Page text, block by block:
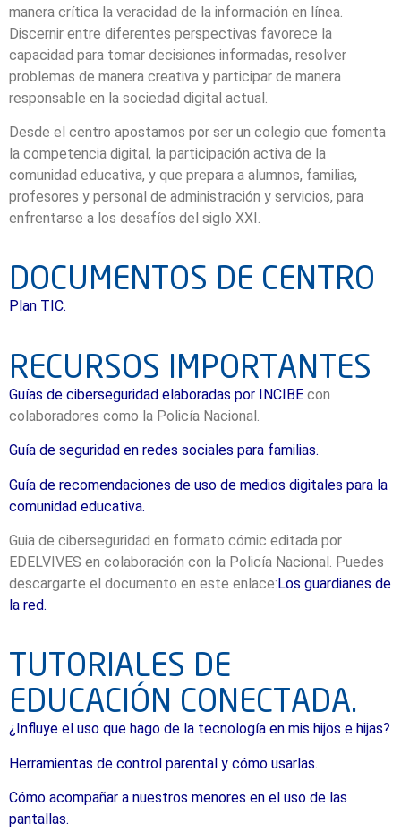
manera crítica la veracidad de la información en línea.
Discernir entre diferentes perspectivas favorece la
capacidad para tomar decisiones informadas, resolver
problemas de manera creativa y participar de manera
responsable en la sociedad digital actual.
Desde el centro apostamos por ser un colegio que fomenta
la competencia digital, la participación activa de la
comunidad educativa, y que prepara a alumnos, familias,
profesores y personal de administración y servicios, para
enfrentarse a los desafíos del siglo XXI.
DOCUMENTOS DE CENTRO
Plan TIC.
RECURSOS IMPORTANTES
Guías de ciberseguridad elaboradas por INCIBE con
colaboradores como la Policía Nacional.
Guía de seguridad en redes sociales para familias.
Guía de recomendaciones de uso de medios digitales para la
comunidad educativa.
Guia de ciberseguridad en formato cómic editada por
EDELVIVES en colaboración con la Policía Nacional. Puedes
descargarte el documento en este enlace:Los guardianes de
la red.
TUTORIALES DE
EDUCACIÓN CONECTADA.
¿Influye el uso que hago de la tecnología en mis hijos e hijas?
Herramientas de control parental y cómo usarlas.
Cómo acompañar a nuestros menores en el uso de las
pantallas.